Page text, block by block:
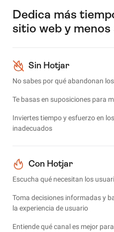
Dedica más
sitio web y
Sin Hotjar
No sabes por qué abandonan
Te basas en suposiciones para
Inviertes tiempo y esfuerzo en
inadecuados
Con Hotjar
Escucha qué necesitan los
Toma decisiones informadas y
la experiencia de usuario
Entiende qué canal es mejor